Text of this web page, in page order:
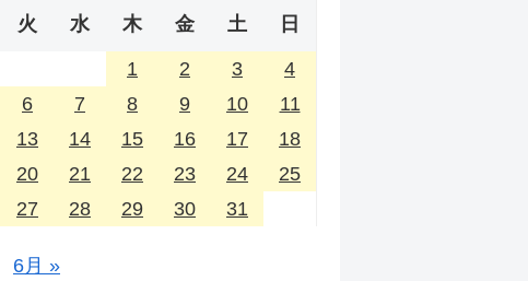
火 水 木 金 土 日
1 2 3
4
6 7 8 9 10
11
13 14 15 16 17
18
20 21 22 23 24
25
27 28 29 30 31
6月 »